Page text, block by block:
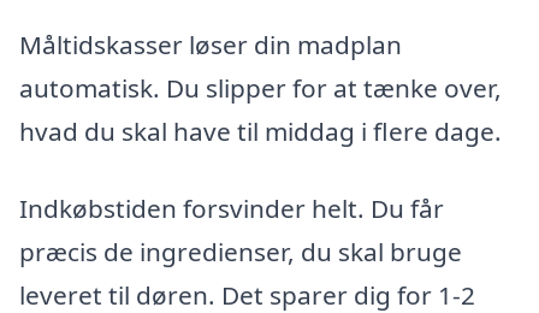
Måltidskasser løser din madplan
automatisk. Du slipper for at tænke over,
hvad du skal have til middag i flere dage.
Indkøbstiden forsvinder helt. Du får
præcis de ingredienser, du skal bruge
leveret til døren. Det sparer dig for 1-2